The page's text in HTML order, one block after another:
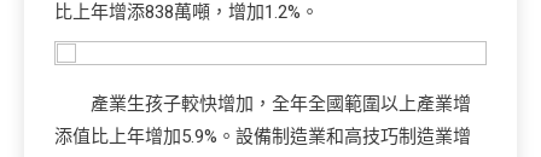
比上年增添838萬噸，增加1.2%。
產業生孩子較快增加，全年全國範圍以上產業增
添值比上年增加5.9%。設備制造業和高技巧制造業增